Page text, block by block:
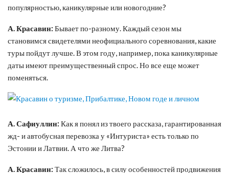
популярностью, каникулярные или новогодние?
А. Красавин: Бывает по-разному. Каждый сезон мы
становимся свидетелями неофициального соревнования, какие
туры пойдут лучше. В этом году, например, пока каникулярные
даты имеют преимущественный спрос. Но все еще может
поменяться.
А. Сафиуллин: Как я понял из твоего рассказа, гарантированная
жд- и автобусная перевозка у «Интуриста» есть только по
Эстонии и Латвии. А что же Литва?
А. Красавин: Так сложилось, в силу особенностей продвижения